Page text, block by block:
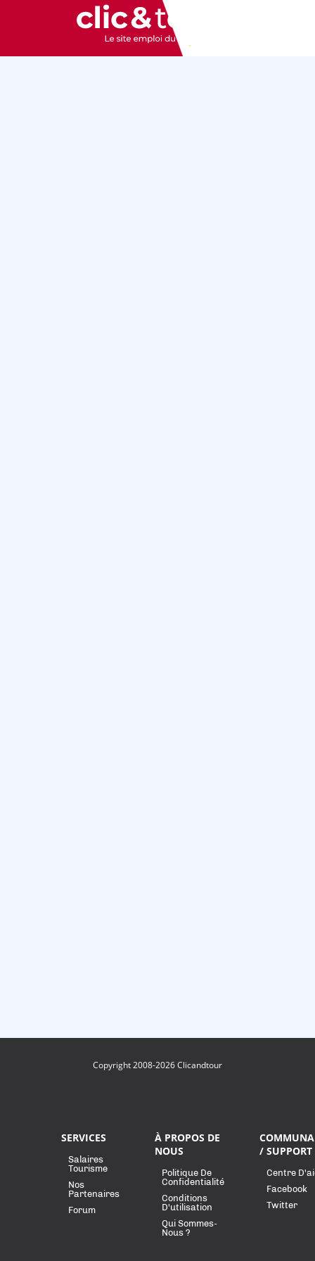
Copyright 2008-2026 Clicandtour
SERVICES
Salaires
Tourisme
Nos
Partenaires
Forum
À PROPOS DE
NOUS
Politique De
Confidentialité
Conditions
D'utilisation
Qui Sommes-
Nous ?
/ SUPPORT
Centre
Facebook
Twitter